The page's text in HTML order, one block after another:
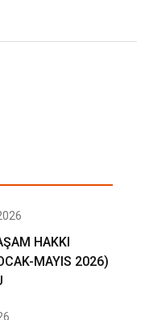
HAKKI
MAYIS 2026)